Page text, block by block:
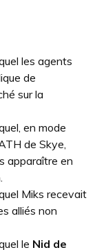
les agents
de
sur la
en mode
de Skye,
apparaître en
Miks recevait
alliés non
le Nid de